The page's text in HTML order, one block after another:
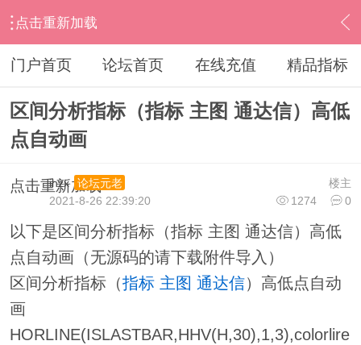
点击重新加载
› 通达信指标公式 › 主图公式 › 内容
门户首页 论坛首页 在线充值 精品指标
区间分析指标（指标 主图 通达信）高低
点自动画
点击重新加载 楼主
ihzx
论坛元老
1274
0
2021-8-26 22:39:20
以下是区间分析指标（指标 主图 通达信）高低
点自动画（无源码的请下载附件导入）
区间分析指标（指标 主图 通达信）高低点自动
画
HORLINE(ISLASTBAR,HHV(H,30),1,3),colorlire